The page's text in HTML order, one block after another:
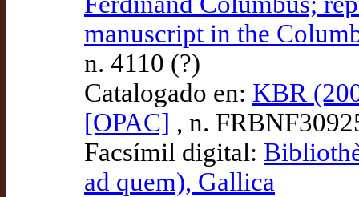
manuscript in the
n. 4110 (?)
Catalogado en: KBR
[OPAC] , n.
Facsímil digital:
ad quem), Gallica